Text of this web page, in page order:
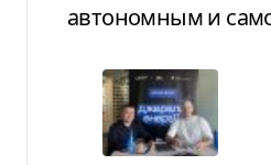
автономным и